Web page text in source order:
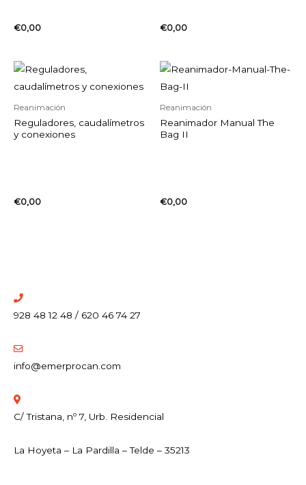
€0,00 €0,00
Reanimación
Reguladores, caudalímetros
y conexiones
€0,00
Reanimación
Reanimador Manual The
Bag II
€0,00
928 48 12 48 / 620 46 74 27
info@emerprocan.com
C/ Tristana, nº 7, Urb. Residencial
La Hoyeta – La Pardilla – Telde – 35213